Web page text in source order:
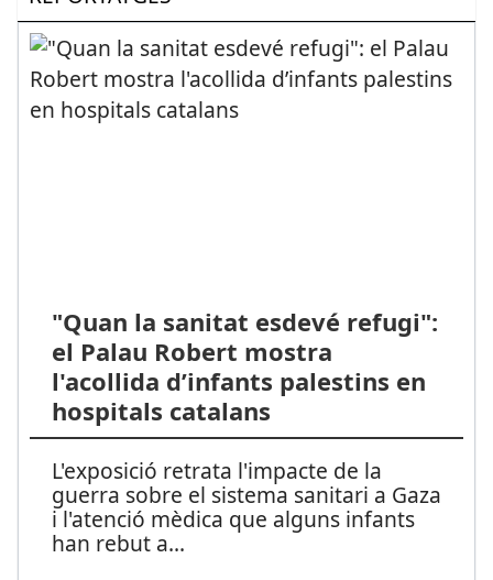
"Quan la sanitat esdevé refugi":
el Palau Robert mostra
l'acollida d’infants palestins en
hospitals catalans
L'exposició retrata l'impacte de la
guerra sobre el sistema sanitari a Gaza
i l'atenció mèdica que alguns infants
han rebut a...